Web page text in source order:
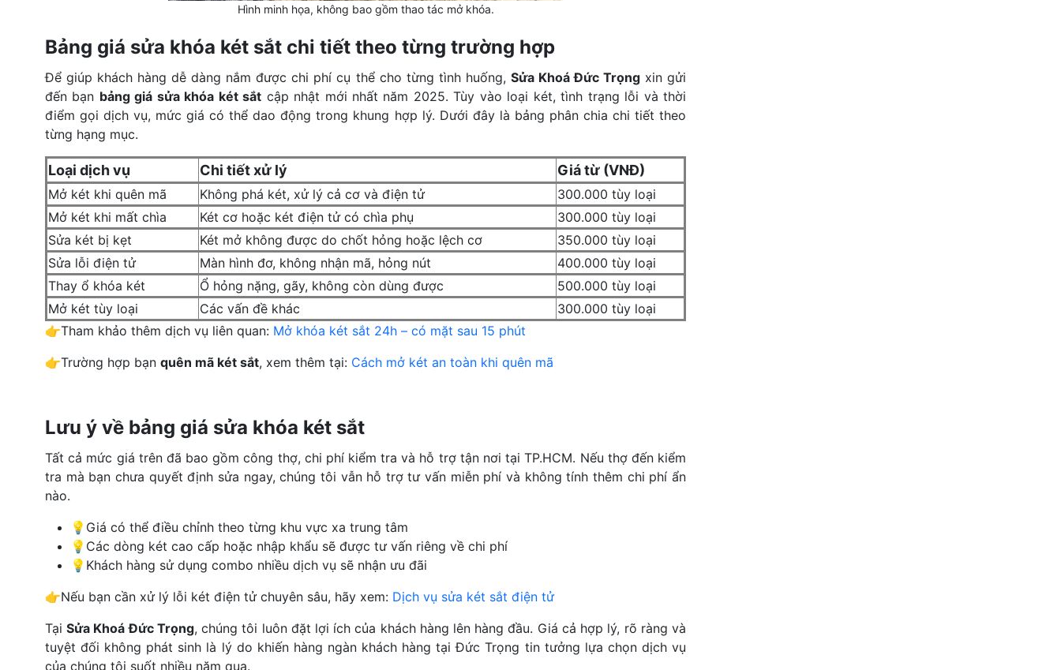
Hình minh họa, không bao gồm thao tác mở khóa.
Bảng giá sửa khóa két sắt chi tiết theo từng trường hợp
Để giúp khách hàng dễ dàng nắm được chi phí cụ thể cho từng tình huống, Sửa Khoá Đức Trọngxin gửi
đến bạn bảng giá sửa khóa két sắt cập nhật mới nhất năm 2025. Tùy vào loại két, tình trạng lỗi và thời
điểm gọi dịch vụ, mức giá có thể dao động trong khung hợp lý. Dưới đây là bảng phân chia chi tiết theo
từng hạng mục.
Loại dịch vụ Chi tiết xử lý Giá từ (VNĐ)
Mở két khi quên mã Không phá két, xử lý cả cơ và điện tử
300.000 tùy loại
Mở két khi mất chìa
Két cơ hoặc két điện tử có chìa phụ
300.000 tùy loại
Sửa két bị kẹt
Két mở không được do chốt hỏng hoặc lệch cơ
350.000 tùy loại
Sửa lỗi điện tử
Màn hình đơ, không nhận mã, hỏng nút
400.000 tùy loại
Thay ổ khóa két
Ổ hỏng nặng, gãy, không còn dùng được
500.000 tùy loại
Mở két tùy loại
Các vấn đề khác
300.000 tùy loại
👉Tham khảo thêm dịch vụ liên quan: Mở khóa két sắt 24h – có mặt sau 15 phút
👉Trường hợp bạn quên mã két sắt, xem thêm tại: Cách mở két an toàn khi quên mã
Lưu ý về bảng giá sửa khóa két sắt
Tất cả mức giá trên đã bao gồm công thợ, chi phí kiểm tra và hỗ trợ tận nơi tại TP.HCM. Nếu thợ đến kiểm
tra mà bạn chưa quyết định sửa ngay, chúng tôi vẫn hỗ trợ tư vấn miễn phí và không tính thêm chi phí ẩn
nào.
💡Giá có thể điều chỉnh theo từng khu vực xa trung tâm
💡Các dòng két cao cấp hoặc nhập khẩu sẽ được tư vấn riêng về chi phí
💡Khách hàng sử dụng combo nhiều dịch vụ sẽ nhận ưu đãi
👉Nếu bạn cần xử lý lỗi két điện tử chuyên sâu, hãy xem: Dịch vụ sửa két sắt điện tử
TạiSửa Khoá Đức Trọng, chúng tôi luôn đặt lợi ích của khách hàng lên hàng đầu. Giá cả hợp lý, rõ ràng và
tuyệt đối không phát sinh là lý do khiến hàng ngàn khách hàng tại Đức Trọng tin tưởng lựa chọn dịch vụ
của chúng tôi suốt nhiều năm qua.